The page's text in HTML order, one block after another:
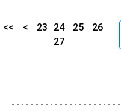
<< < 23 24 25
26
27